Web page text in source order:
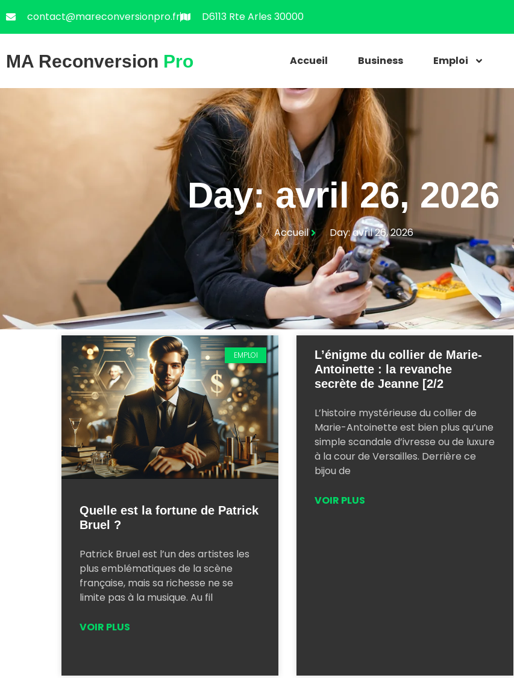
contact@mareconversionpro.fr D6113 Rte Arles 30000
MA Reconversion Pro Accueil Business Emploi
Day: avril 26, 2026
Accueil Day: avril 26, 2026
EMPLOI
Quelle est la fortune de Patrick
Bruel ?
Patrick Bruel est l’un des artistes les
plus emblématiques de la scène
française, mais sa richesse ne se
limite pas à la musique. Au fil
VOIR PLUS
L’énigme du collier de Marie-
Antoinette : la revanche
secrète de Jeanne [2/2
L’histoire mystérieuse du collier de
Marie-Antoinette est bien plus qu’une
simple scandale d’ivresse ou de luxure
à la cour de Versailles. Derrière ce
bijou de
VOIR PLUS